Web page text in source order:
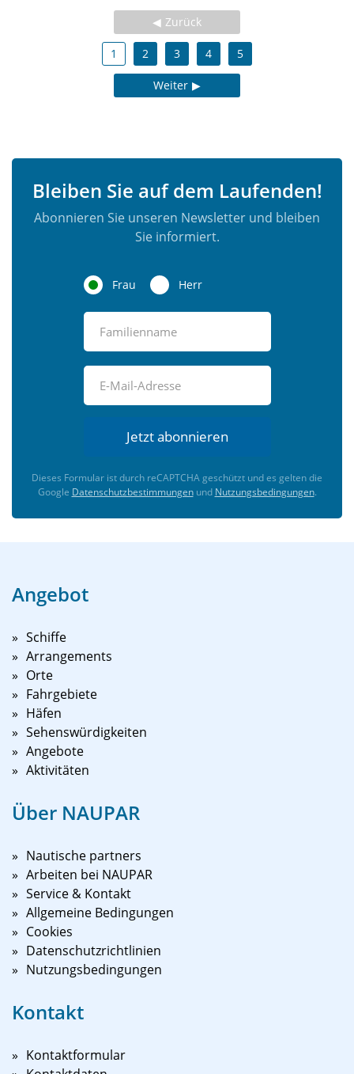
Zurück
1 2 3 4 5
Weiter
Bleiben Sie auf dem Laufenden!
Abonnieren Sie unseren Newsletter und bleiben
Sie informiert.
Frau Herr
Jetzt abonnieren
Dieses Formular ist durch reCAPTCHA geschützt und es gelten die
Google Datenschutzbestimmungenund Nutzungsbedingungen.
Angebot
Schiffe
Arrangements
Orte
Fahrgebiete
Häfen
Sehenswürdigkeiten
Angebote
Aktivitäten
Über NAUPAR
Nautische partners
Arbeiten bei NAUPAR
Service & Kontakt
Allgemeine Bedingungen
Cookies
Datenschutzrichtlinien
Nutzungsbedingungen
Kontakt
Kontaktformular